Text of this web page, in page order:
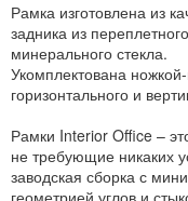
Рамка изготовлена из
задника из
минерального стекла.
Укомплектована
горизонтального и
Рамки Interior Office –
не требующие никаких
заводская сборка с